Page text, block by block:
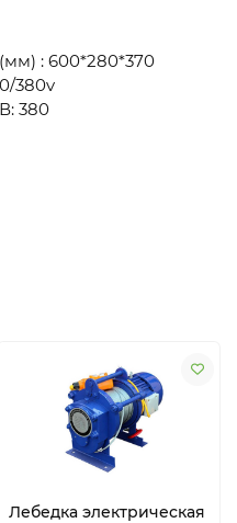
: 600*280*370
380v
380
Лебедка электрическая